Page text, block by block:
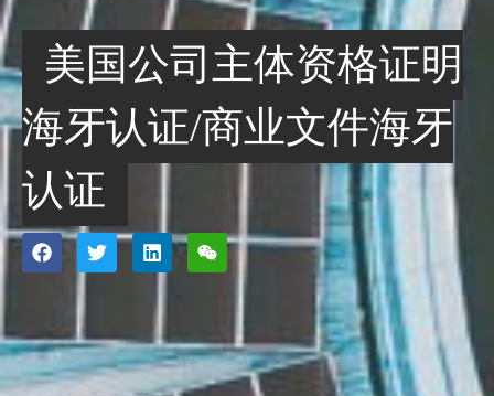
美国公司主体资格证明
海牙认证/商业文件海牙
认证